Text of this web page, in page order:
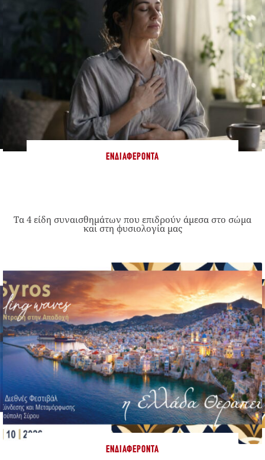
ΕΝΔΙΑΦΈΡΟΝΤΑ
Τα 4 είδη συναισθημάτων που επιδρούν άμεσα στο σώμα
και στη φυσιολογία μας
ΕΝΔΙΑΦΈΡΟΝΤΑ